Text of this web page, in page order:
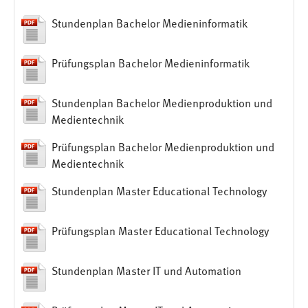
Stundenplan Bachelor Medieninformatik
Prüfungsplan Bachelor Medieninformatik
Stundenplan Bachelor Medienproduktion und
Medientechnik
Prüfungsplan Bachelor Medienproduktion und
Medientechnik
Stundenplan Master Educational Technology
Prüfungsplan Master Educational Technology
Stundenplan Master IT und Automation
Optionen des Benutzers
1 Jahr
Performance
staticfilecache
Für performante Seitenauslieferung wird in diesem Cookie
Name: